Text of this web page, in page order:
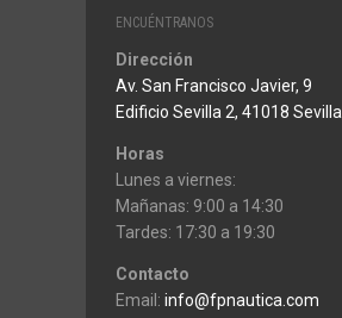
ENCUÉNTRANOS
Dirección
Av. San Francisco Javier, 9
Edificio Sevilla 2, 41018 Sevilla
Horas
Lunes a viernes:
Mañanas: 9:00 a 14:30
Tardes: 17:30 a 19:30
Contacto
Email: info@fpnautica.com